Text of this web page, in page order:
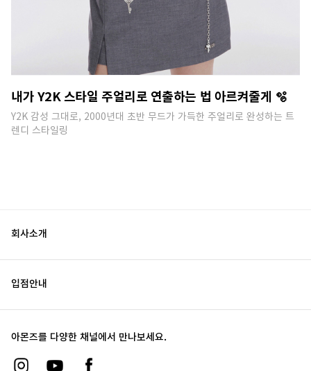
내가 Y2K 스타일 주얼리로 연출하는 법 아르켜줄게 🫧
Y2K 감성 그대로, 2000년대 초반 무드가 가득한 주얼리로 완성하는 트
렌디 스타일링
회사소개
입점안내
아몬즈를 다양한 채널에서 만나보세요.